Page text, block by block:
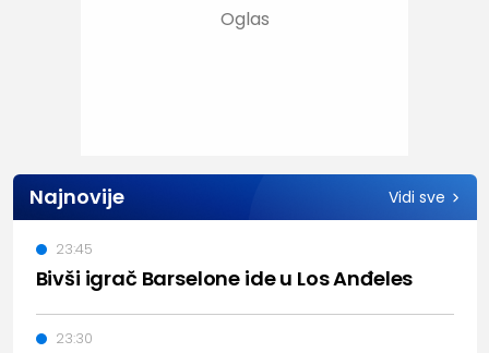
Najnovije Vidi sve
Bivši igrač Barselone ide u Los Anđeles
23:45
23:30